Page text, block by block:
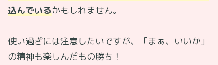
込んでいるかもしれません。
使い過ぎには注意したいですが、「まぁ、いいか」
の精神も楽しんだもの勝ち！